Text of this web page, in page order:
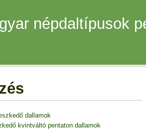
népdaltípusok
dallamok
kvintváltó pentaton dallamok